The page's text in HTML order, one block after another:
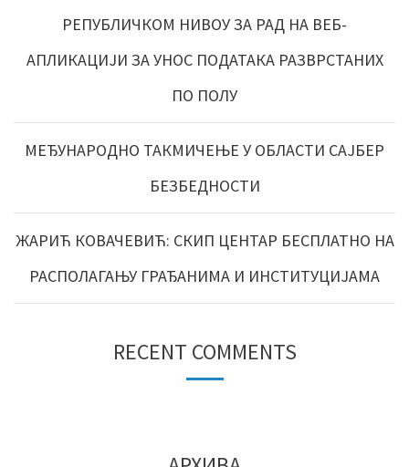
РЕПУБЛИЧКОМ НИВОУ ЗА РАД НА ВЕБ-
АПЛИКАЦИЈИ ЗА УНОС ПОДАТАКА РАЗВРСТАНИХ
ПО ПОЛУ
МЕЂУНАРОДНО ТАКМИЧЕЊЕ У ОБЛАСТИ САЈБЕР
БЕЗБЕДНОСТИ
ЖАРИЋ КОВАЧЕВИЋ: СКИП ЦЕНТАР БЕСПЛАТНО НА
РАСПОЛАГАЊУ ГРАЂАНИМА И ИНСТИТУЦИЈАМА
RECENT COMMENTS